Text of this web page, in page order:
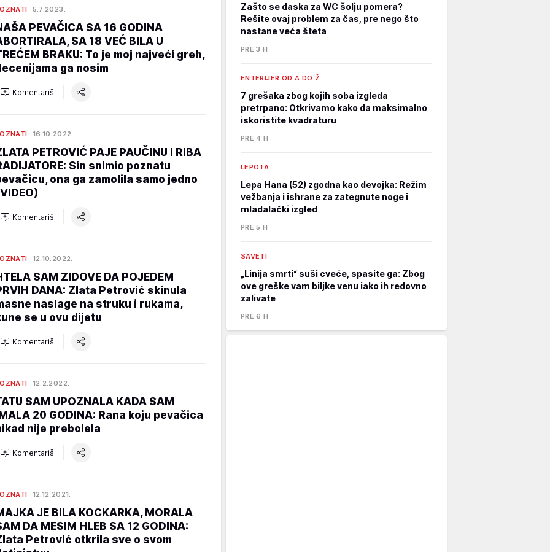
5.7.2023.
PEVAČICA SA 16 GODINA
SA 18 VEĆ BILA U
BRAKU: To je moj najveći greh,
ga nosim
Komentariši
16.10.2022.
PETROVIĆ PAJE PAUČINU I RIBA
Sin snimio poznatu
ona ga zamolila samo jedno
Komentariši
12.10.2022.
SAM ZIDOVE DA POJEDEM
DANA: Zlata Petrović skinula
naslage na struku i rukama,
se u ovu dijetu
Komentariši
12.2.2022.
SAM UPOZNALA KADA SAM
20 GODINA: Rana koju pevačica
nije prebolela
Komentariši
12.12.2021.
JE BILA KOCKARKA, MORALA
DA MESIM HLEB SA 12 GODINA:
Petrović otkrila sve o svom
Zašto se daska za WC šolju pomera?
Rešite ovaj problem za čas, pre nego što
nastane veća šteta
PRE 3 H
ENTERIJER OD A DO Ž
7 grešaka zbog kojih soba izgleda
pretrpano: Otkrivamo kako da maksimalno
iskoristite kvadraturu
PRE 4 H
LEPOTA
Lepa Hana (52) zgodna kao devojka: Režim
vežbanja i ishrane za zategnute noge i
mladalački izgled
PRE 5 H
SAVETI
„Linija smrti“ suši cveće, spasite ga: Zbog
ove greške vam biljke venu iako ih redovno
zalivate
PRE 6 H